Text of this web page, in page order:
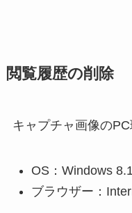
閲覧履歴の削除
キャプチャ画像のPC
OS：Windows 8.1
ブラウザー：